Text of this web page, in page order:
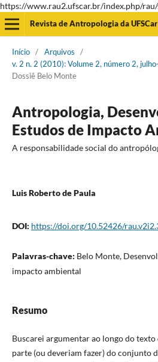
https://www.rau2.ufscar.br/index.php/
Revista de Antropologia da UFSCar
Início / Arquivos
/
v. 2 n. 2 (2010): Volume 2, número 2,
Dossiê Belo Monte
Antropologia,
Estudos de Impacto
A responsabilidade social do
Luis Roberto de Paula
DOI: https://doi.org/10.52426/
Palavras-chave: Belo Monte,
impacto ambiental
Resumo
Buscarei argumentar ao longo do texto
parte (ou deveriam fazer) do conjunto